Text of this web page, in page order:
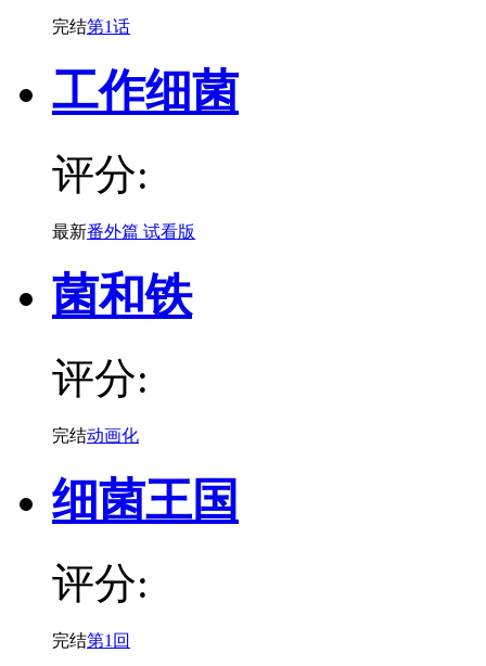
完结第1话
工作细菌
评分:
最新番外篇 试看版
菌和铁
评分:
完结动画化
细菌王国
评分:
完结第1回